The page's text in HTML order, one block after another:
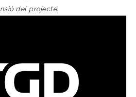
del projecte.